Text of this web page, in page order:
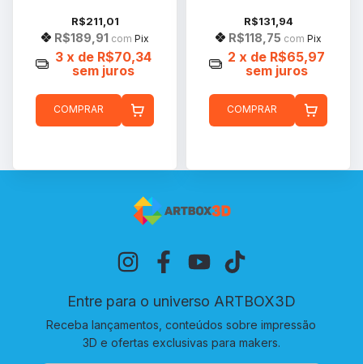
R$211,01
R$189,91 com Pix
3 x de R$70,34
sem juros
COMPRAR
R$131,94
R$118,75 com Pix
2 x de R$65,97
sem juros
COMPRAR
Entre para o universo ARTBOX3D
Receba lançamentos, conteúdos sobre impressão
3D e ofertas exclusivas para makers.